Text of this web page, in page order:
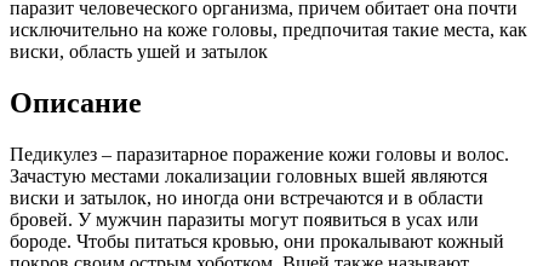
Описание
Педикулез – паразитарное поражение кожи головы и волос.
Зачастую местами локализации головных вшей являются
виски и затылок, но иногда они встречаются и в области
бровей. У мужчин паразиты могут появиться в усах или
бороде. Чтобы питаться кровью, они прокалывают кожный